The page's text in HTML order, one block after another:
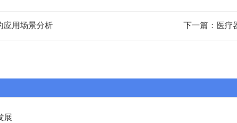
应用场景分析 下一篇：医疗
展